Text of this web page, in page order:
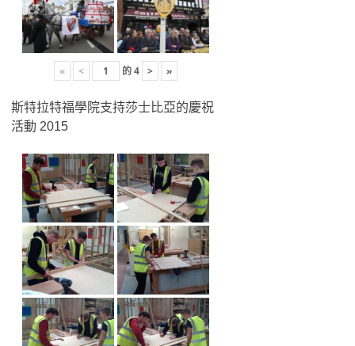
« < 的4 > »
斯特拉特福學院支持莎士比亞的慶祝
活動 2015